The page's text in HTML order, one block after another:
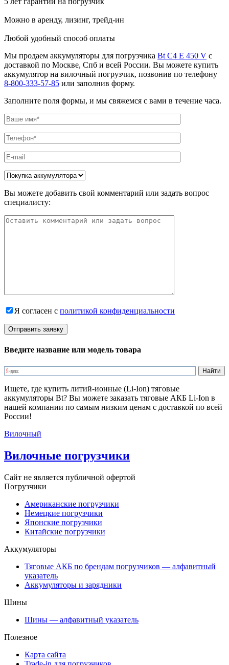
Можно в аренду, лизинг, трейд-ин
Любой удобный способ оплаты
Мы продаем аккумуляторы для погрузчика Bt C4 E 450 V с
доставкой по Москве, Спб и всей России. Вы можете купить
аккумулятор на вилочный погрузчик, позвонив по телефону
8-800-333-57-85 или заполнив форму.
Заполните поля формы, и мы свяжемся с вами в течение часа.
Вы можете добавить свой комментарий или задать вопрос
специалисту:
Я согласен с политикой конфиденциальности
Введите название или модель товара
Ищете, где купить литий-ионные (Li-Ion) тяговые
аккумуляторы Bt? Вы можете заказать тяговые АКБ Li-Ion в
нашей компании по самым низким ценам с доставкой по всей
России!
Вилочный
Вилочные погрузчики
Сайт не является публичной офертой
Погрузчики
Американские погрузчики
Немецкие погрузчики
Японские погрузчики
Китайские погрузчики
Аккумуляторы
Тяговые АКБ по брендам погрузчиков — алфавитный
указатель
Аккумуляторы и зарядники
Шины
Шины — алфавитный указатель
Полезное
Карта сайта